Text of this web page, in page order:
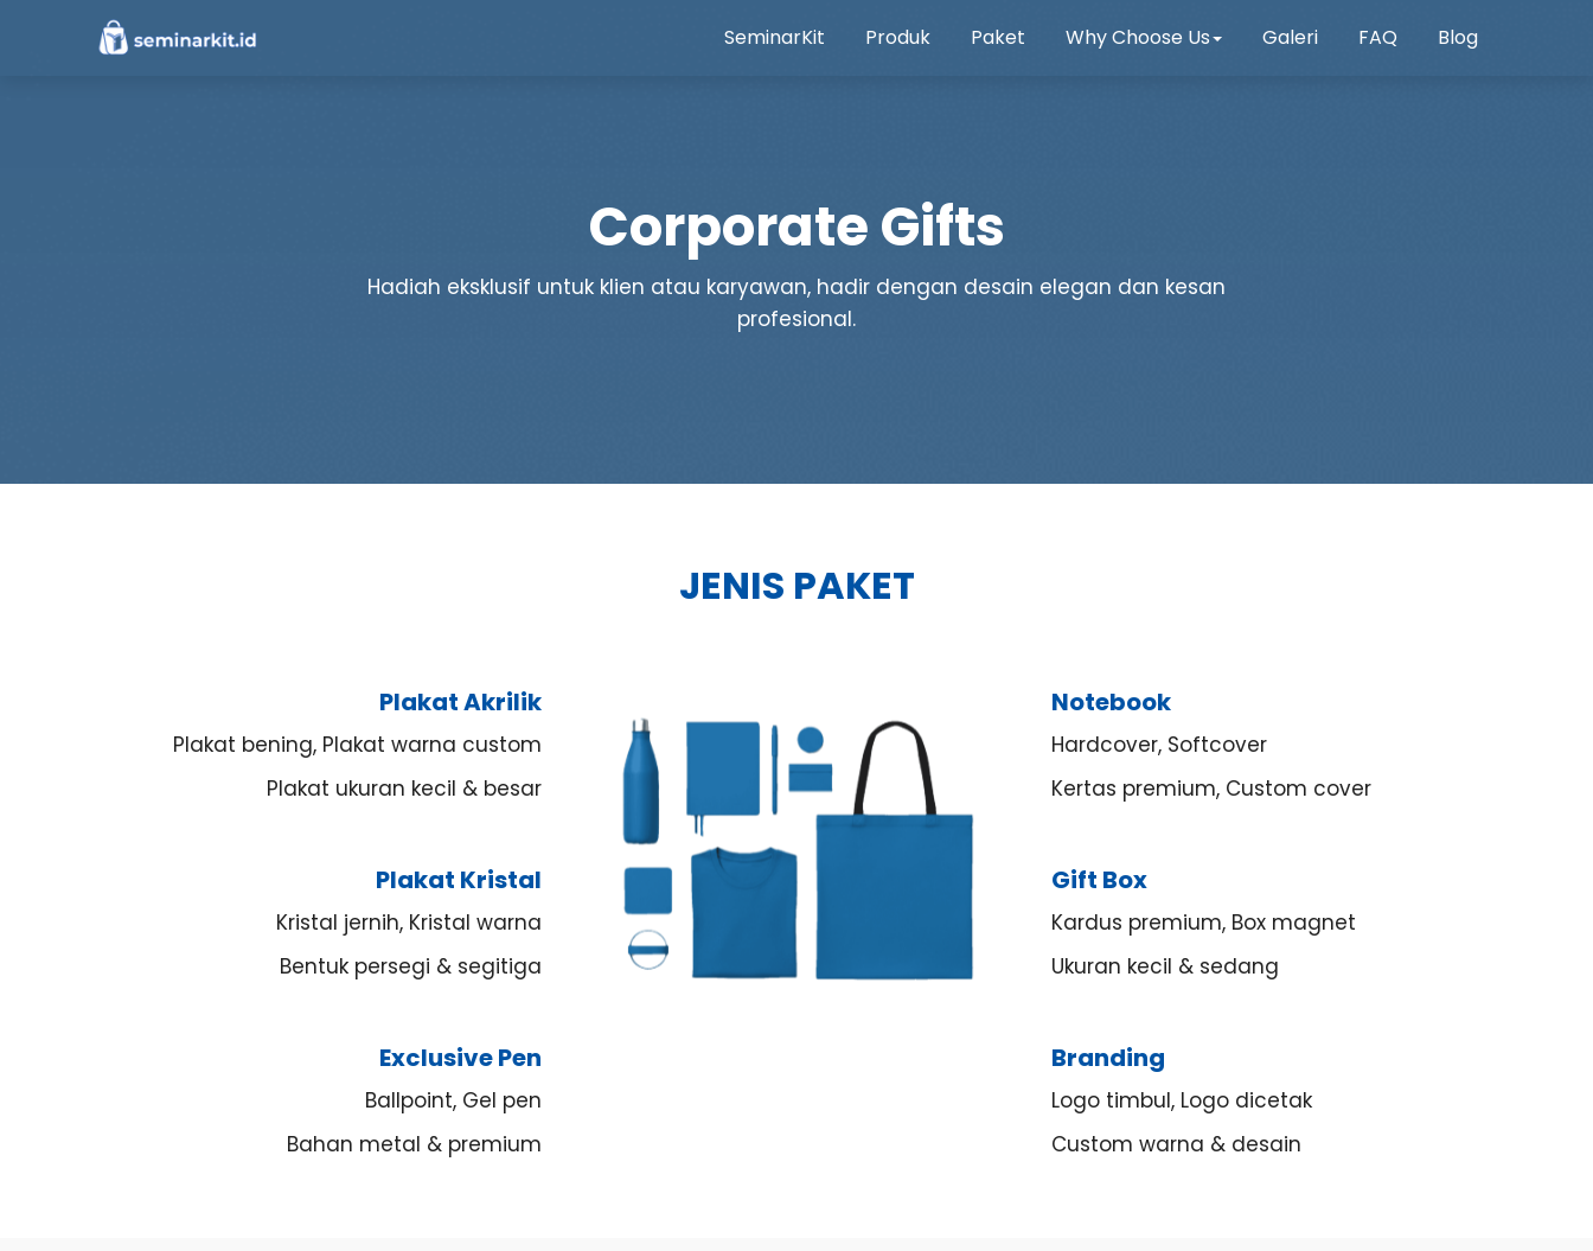
SeminarKit Produk Paket Why Choose Us Galeri FAQ Blog
Corporate Gifts
Hadiah eksklusif untuk klien atau karyawan, hadir dengan desain elegan dan kesan
profesional.
JENIS PAKET
Plakat Akrilik
Plakat bening, Plakat warna custom
Plakat ukuran kecil & besar
Plakat Kristal
Kristal jernih, Kristal warna
Bentuk persegi & segitiga
Exclusive Pen
Ballpoint, Gel pen
Bahan metal & premium
Notebook
Hardcover, Softcover
Kertas premium, Custom cover
Gift Box
Kardus premium, Box magnet
Ukuran kecil & sedang
Branding
Logo timbul, Logo dicetak
Custom warna & desain